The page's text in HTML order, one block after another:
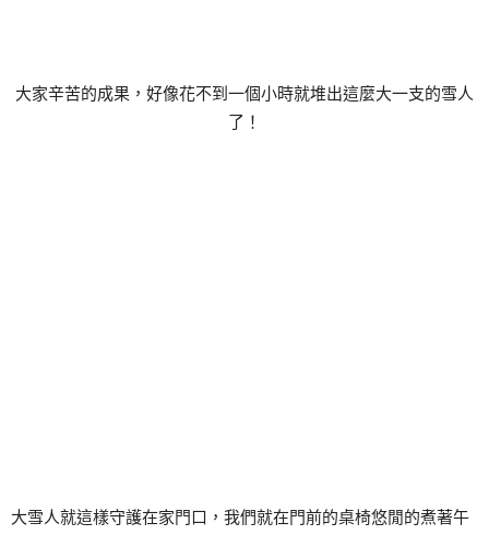
大家辛苦的成果，好像花不到一個小時就堆出這麼大一支的雪人
了！
大雪人就這樣守護在家門口，我們就在門前的桌椅悠閒的煮著午